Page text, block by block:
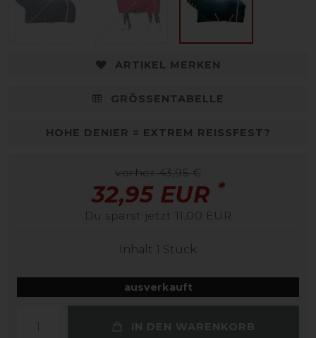
ARTIKEL MERKEN
GRÖSSENTABELLE
HOHE DENIER = EXTREM REISSFEST?
vorher 43,95 €
32,95 EUR *
Du sparst jetzt 11,00 EUR
Inhalt 1 Stück
ausverkauft
IN DEN WARENKORB